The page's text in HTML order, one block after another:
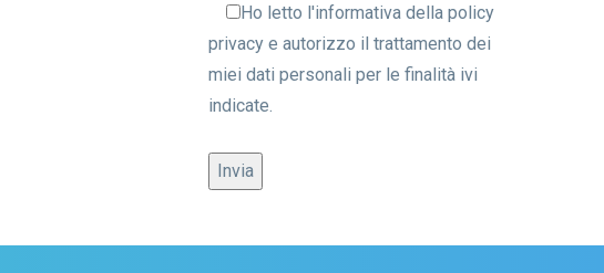
Ho letto l'informativa della policy
privacy e autorizzo il trattamento dei
miei dati personali per le finalità ivi
indicate.